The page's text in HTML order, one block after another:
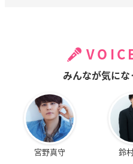
みんなが気にな
宮野真守 鈴